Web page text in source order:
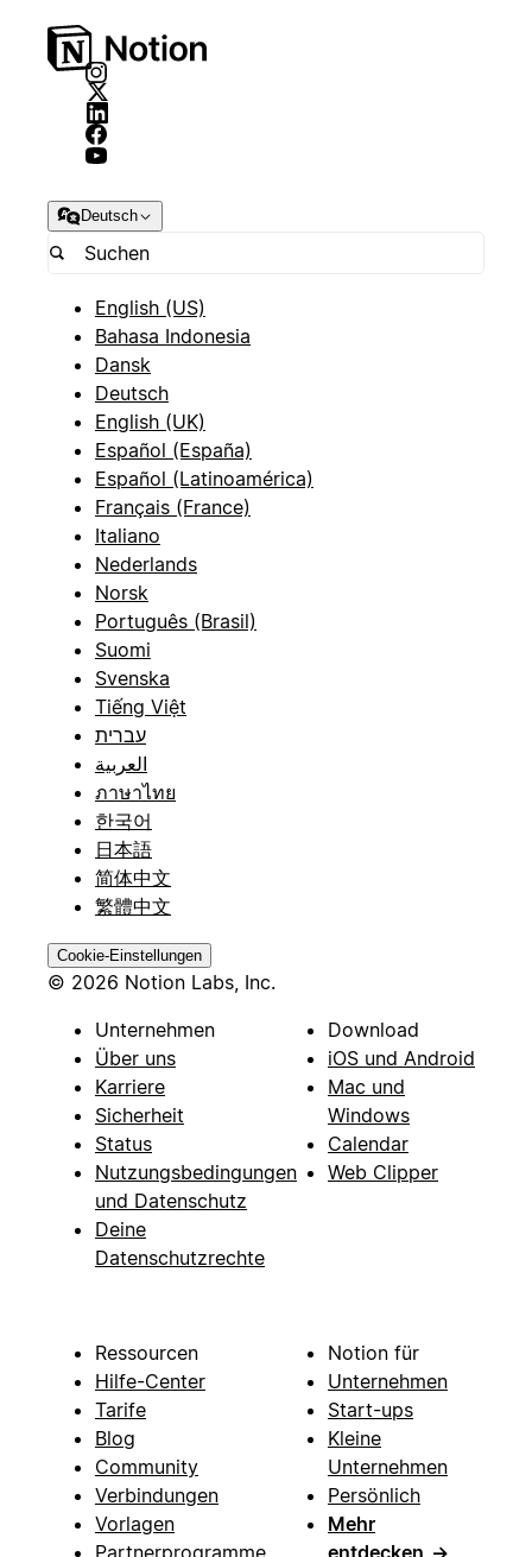
Deutsch
English (US)
Bahasa Indonesia
Dansk
Deutsch
English (UK)
Español (España)
Español (Latinoamérica)
Français (France)
Italiano
Nederlands
Norsk
Português (Brasil)
Suomi
Svenska
Tiếng Việt
עברית
العربية
ภาษาไทย
한국어
日本語
简体中文
繁體中文
Cookie-Einstellungen
© 2026 Notion Labs, Inc.
Unternehmen
Über uns
Karriere
Sicherheit
Status
Nutzungsbedingungen
und Datenschutz
Deine
Datenschutzrechte
Download
iOS und Android
Mac und
Windows
Calendar
Web Clipper
Ressourcen
Hilfe-Center
Tarife
Blog
Community
Verbindungen
Vorlagen
Notion für
Unternehmen
Start-ups
Kleine
Unternehmen
Persönlich
Mehr